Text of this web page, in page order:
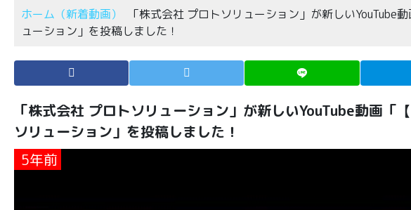
ホーム（新着動画）
「株式会社 プロトソリューション」が新しいYouTube
ューション」を投稿しました！
「株式会社 プロトソリューション」が新しいYouTube動画「
ソリューション」を投稿しました！
5年前